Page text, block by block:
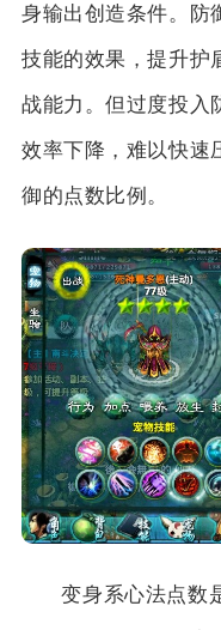
身输出创造条件。防
技能的效果，提升护
战能力。但过度投入
效率下降，难以快速
御的点数比例。
变身系心法点数